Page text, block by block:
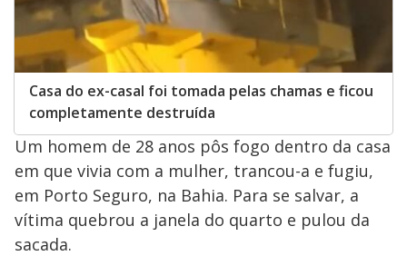
Casa do ex-casal foi tomada pelas chamas e ficou
completamente destruída
Um homem de 28 anos pôs fogo dentro da casa
em que vivia com a mulher, trancou-a e fugiu,
em Porto Seguro, na Bahia. Para se salvar, a
vítima quebrou a janela do quarto e pulou da
sacada.